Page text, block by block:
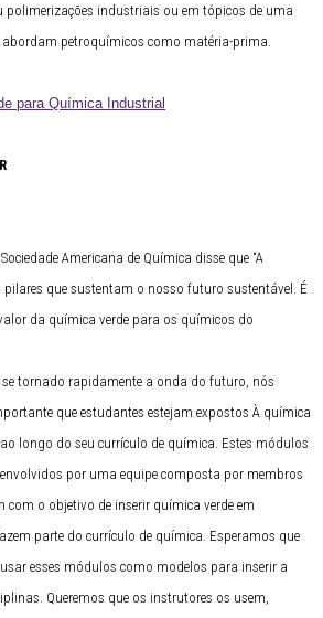
industriais ou em tópicos de uma
petroquímicos como matéria-prima.
para Química Industrial
Americana de Química disse que “A
pilares que sustentam o nosso futuro sustentável. É
da química verde para os químicos do
tornado rapidamente a onda do futuro, nós
que estudantes estejam expostos À química
longo do seu currículo de química. Estes módulos
por uma equipe composta por membros
com o objetivo de inserir química verde em
parte do currículo de química. Esperamos que
esses módulos como modelos para inserir a
Queremos que os instrutores os usem,